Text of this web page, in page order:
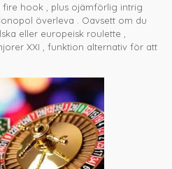
hook , plus ojämförlig intrig
överleva . Oavsett om du
eller europeisk roulette ,
XXI , funktion alternativ för att